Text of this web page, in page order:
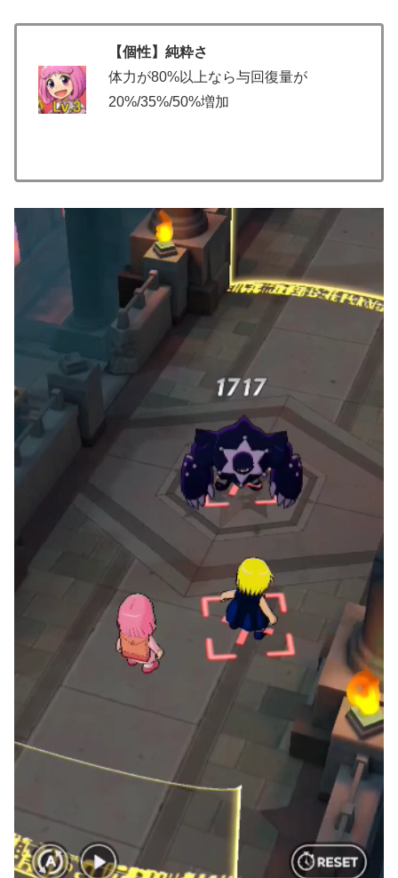
【個性】純粋さ
体力が80%以上なら与回復量が
20%/35%/50%増加